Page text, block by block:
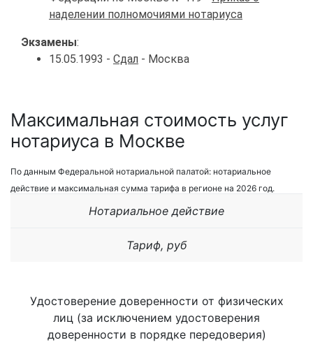
наделении полномочиями нотариуса
Экзамены:
15.05.1993 - Сдал - Москва
Максимальная стоимость услуг
нотариуса в Москве
По данным Федеральной нотариальной палатой: нотариальное
действие и максимальная сумма тарифа в регионе на 2026 год.
Нотариальное действие
Тариф, руб
Удостоверение доверенности от физических
лиц (за исключением удостоверения
доверенности в порядке передоверия)